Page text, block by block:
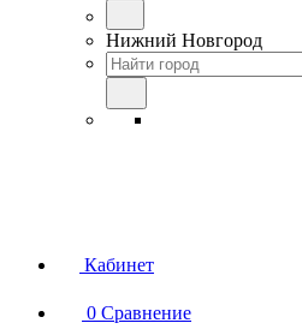
Нижний Новгород
Кабинет
0 Сравнение